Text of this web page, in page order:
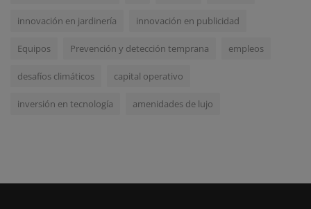
innovación en jardinería innovación en publicidad
Equipos Prevención y detección temprana empleos
desafíos climáticos capital operativo
inversión en tecnología amenidades de lujo